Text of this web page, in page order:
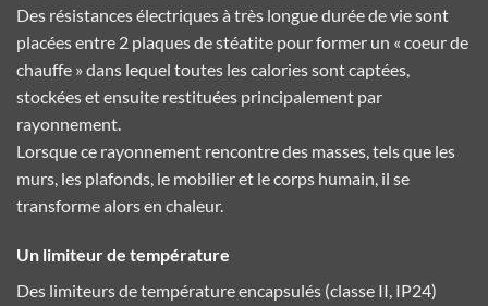
Des résistances électriques à très longue durée de vie sont
placées entre 2 plaques de stéatite pour former un « coeur de
chauffe » dans lequel toutes les calories sont captées,
stockées et ensuite restituées principalement par
rayonnement.
Lorsque ce rayonnement rencontre des masses, tels que les
murs, les plafonds, le mobilier et le corps humain, il se
transforme alors en chaleur.
Un limiteur de température
Des limiteurs de température encapsulés (classe II, IP24)